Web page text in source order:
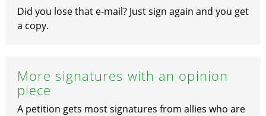
Did you lose that e-mail? Just sign again and you get
a copy.
More signatures with an opinion
piece
A petition gets most signatures from allies who are